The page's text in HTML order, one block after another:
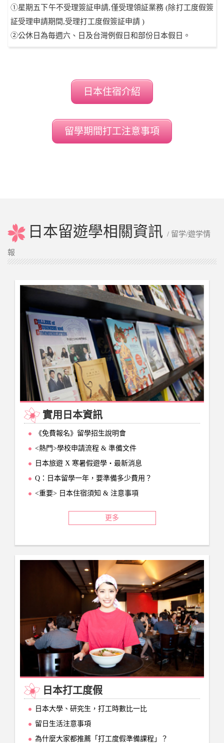
①星期五下午不受理簽証申請,僅受理領証業務 (除打工度假簽
証受理申請期間,受理打工度假簽証申請 )
②公休日為毎週六、日及台灣例假日和部份日本假日。
日本住宿介紹
留學期間打工注意事項
日本留遊學相關資訊/ 留学/遊学情
報
實用日本資訊
《免費報名》留學招生說明會
<熱門>學校申請流程 & 準備文件
日本旅遊 X 寒暑假遊學‧最新消息
Q：日本留學一年，要準備多少費用？
<重要> 日本住宿須知 & 注意事項
更多
日本打工度假
日本大學、研究生，打工時數比一比
留日生活注意事項
為什麼大家都推薦「打工度假準備課程」？